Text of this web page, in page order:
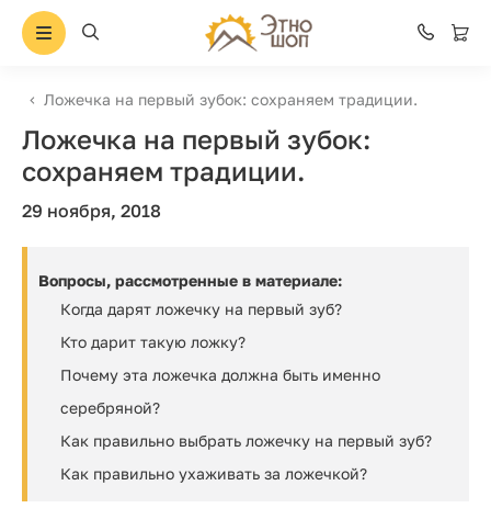
Ложечка на первый зубок: сохраняем традиции.
Ложечка на первый зубок:
сохраняем традиции.
29 ноября, 2018
Вопросы, рассмотренные в материале:
Когда дарят ложечку на первый зуб?
Кто дарит такую ложку?
Почему эта ложечка должна быть именно
серебряной?
Как правильно выбрать ложечку на первый зуб?
Как правильно ухаживать за ложечкой?